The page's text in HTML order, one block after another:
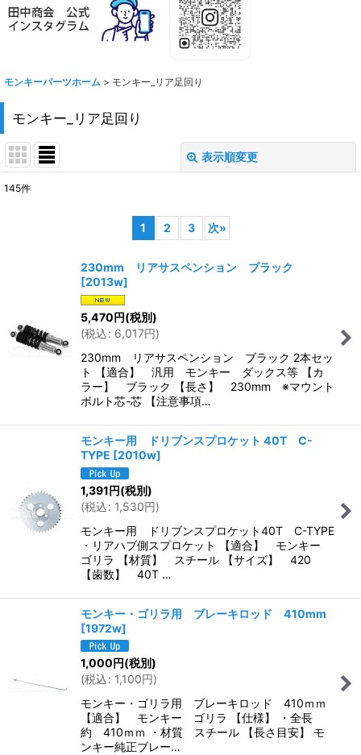
モンキーパーツホーム > モンキー_リア足回り
モンキー_リア足回り
表示順変更
145件
1 2 3 次»
230mm リアサスペンション ブラック
[2013w]
5,470円(税別)
(税込: 6,017円)
230mm リアサスペンション ブラック 2本セッ
ト 【適合】 汎用 モンキー ダックス等 【カ
ラー】 ブラック 【長さ】 230mm ※マウント
ボルト芯-芯 【注意事項…
モンキー用 ドリブンスプロケット 40T C-
TYPE [2010w]
1,391円(税別)
(税込: 1,530円)
モンキー用 ドリブンスプロケット40T C-TYPE
・リアハブ側スプロケット 【適合】 モンキー
ゴリラ 【材質】 スチール 【サイズ】 420
【歯数】 40T …
モンキー・ゴリラ用 ブレーキロッド 410mm
[1972w]
1,000円(税別)
(税込: 1,100円)
モンキー・ゴリラ用 ブレーキロッド 410ｍｍ
【適合】 モンキー ゴリラ 【仕様】 ・全長
約 410ｍｍ ・材質 スチール 【長さ目安】 モ
ンキー純正ブレー…